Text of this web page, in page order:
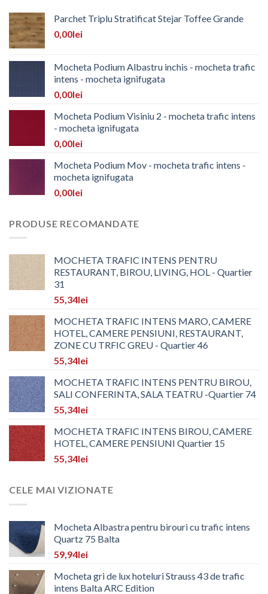
Parchet Triplu Stratificat Stejar Toffee Grande
0,00lei
Mocheta Podium Albastru inchis - mocheta trafic
intens - mocheta ignifugata
0,00lei
Mocheta Podium Visiniu 2 - mocheta trafic intens
- mocheta ignifugata
0,00lei
Mocheta Podium Mov - mocheta trafic intens -
mocheta ignifugata
0,00lei
PRODUSE RECOMANDATE
MOCHETA TRAFIC INTENS PENTRU
RESTAURANT, BIROU, LIVING, HOL - Quartier
31
55,34lei
MOCHETA TRAFIC INTENS MARO, CAMERE
HOTEL, CAMERE PENSIUNI, RESTAURANT,
ZONE CU TRFIC GREU - Quartier 46
55,34lei
MOCHETA TRAFIC INTENS PENTRU BIROU,
SALI CONFERINTA, SALA TEATRU -Quartier 74
55,34lei
MOCHETA TRAFIC INTENS BIROU, CAMERE
HOTEL, CAMERE PENSIUNI Quartier 15
55,34lei
CELE MAI VIZIONATE
Mocheta Albastra pentru birouri cu trafic intens
Quartz 75 Balta
59,94lei
Mocheta gri de lux hoteluri Strauss 43 de trafic
intens Balta ARC Edition